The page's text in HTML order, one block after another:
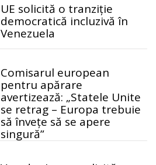
UE solicită o tranziție
democratică incluzivă în
Venezuela
Comisarul european
pentru apărare
avertizează: „Statele Unite
se retrag – Europa trebuie
să învețe să se apere
singură”